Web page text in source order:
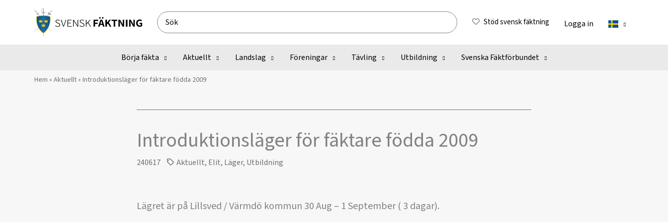
Search
for:
Stöd svensk fäktning Logga in
Börja fäkta Aktuellt Landslag Föreningar Tävling Utbildning Svenska Fäktförbundet
Hem » Aktuellt» Introduktionsläger för fäktare födda 2009
Introduktionsläger för fäktare födda 2009
240617 Aktuellt, Elit, Läger, Utbildning
Lägret är på Lillsved / Värmdö kommun 30 Aug – 1 September ( 3 dagar).